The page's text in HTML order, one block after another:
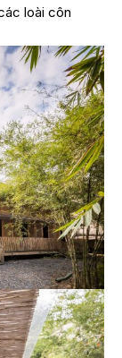
loài côn